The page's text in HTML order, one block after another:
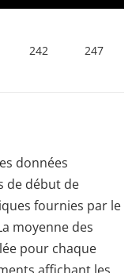
242 247
données
de début de
fournies par le
moyenne des
pour chaque